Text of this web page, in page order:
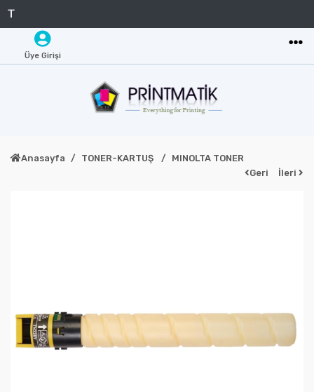
Üye Girişi
Anasayfa TONER-KARTUŞ
MINOLTA TONER
Geri
İleri